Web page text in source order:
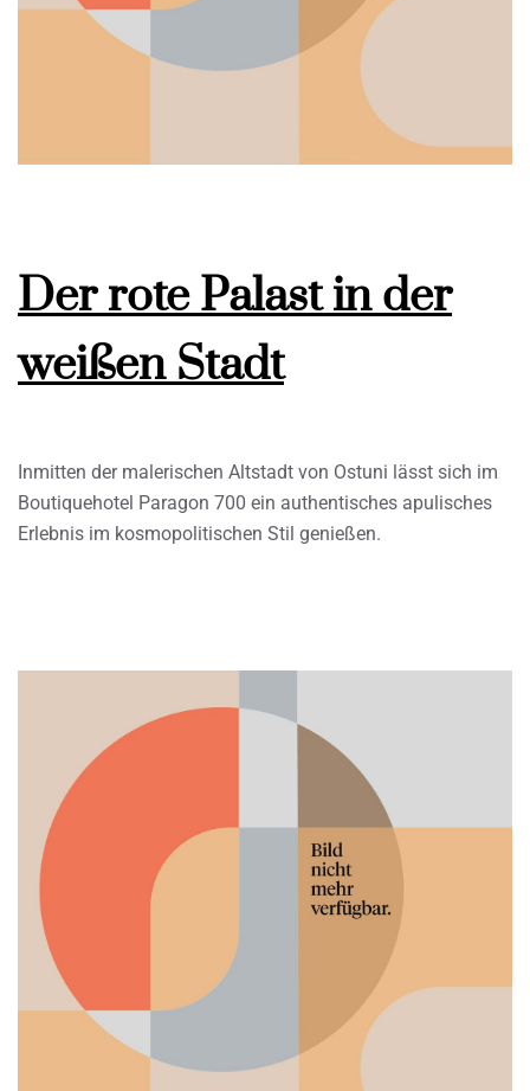
Der rote Palast in der
weißen Stadt
Inmitten der malerischen Altstadt von Ostuni lässt sich im
Boutiquehotel Paragon 700 ein authentisches apulisches
Erlebnis im kosmopolitischen Stil genießen.